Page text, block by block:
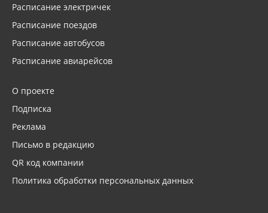
Расписание электричек
Расписание поездов
Расписание автобусов
Расписание авиарейсов
О проекте
Подписка
Реклама
Письмо в редакцию
QR код компании
Политика обработки персональных данных